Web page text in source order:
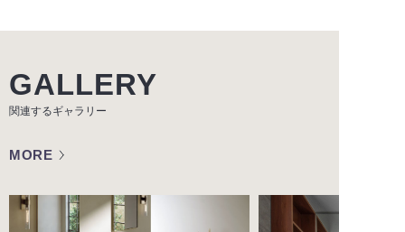
GALLERY
関連するギャラリー
MORE